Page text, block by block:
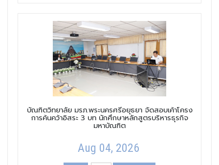
บัณฑิตวิทยาลัย มรภ.พระนครศรีอยุธยา จัดสอบเค้าโครง
การค้นคว้าอิสระ 3 บท นักศึกษาหลักสูตรบริหารธุรกิจ
มหาบัณฑิต
Aug 04, 2026